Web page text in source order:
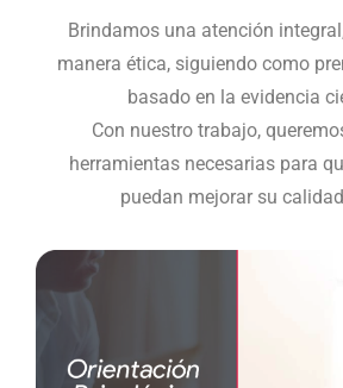
Brindamos una atención
manera ética, siguiendo como
basado en la evidencia
Con nuestro trabajo,
herramientas necesarias para
puedan mejorar su
Atención Psicología y